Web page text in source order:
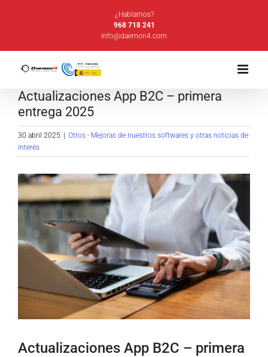
¿Hablamos?
968 718 241
info@daemon4.com
Actualizaciones App B2C – primera
entrega 2025
30 abril 2025
Otros - Mejoras de nuestros softwares y otras noticias de
interés
Ver
imagen
más
grande
Actualizaciones App B2C – primera